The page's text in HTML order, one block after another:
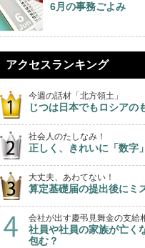
6月の事務ごよみ
アクセスランキング
今週の話材「北方領土」
じつは日本でもロシアの
社会人のたしなみ！
正しく、きれいに「数字
大丈夫、あわてない！
算定基礎届の提出後にミ
会社が出す慶弔見舞金の支
社員や社員の家族が亡く
包む？